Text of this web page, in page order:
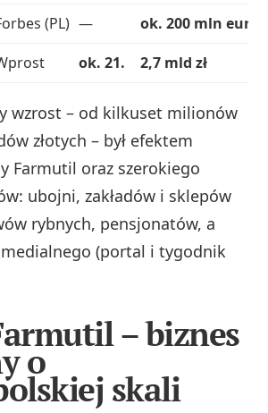
(PL) —
ok. 200 mln euro
ok. 21. 2,7 mld zł
wzrost – od kilkuset milionów
złotych – był efektem
Farmutil oraz szerokiego
ubojni, zakładów i sklepów
rybnych, pensjonatów, a
(portal i tygodnik
– biznes
o
skali